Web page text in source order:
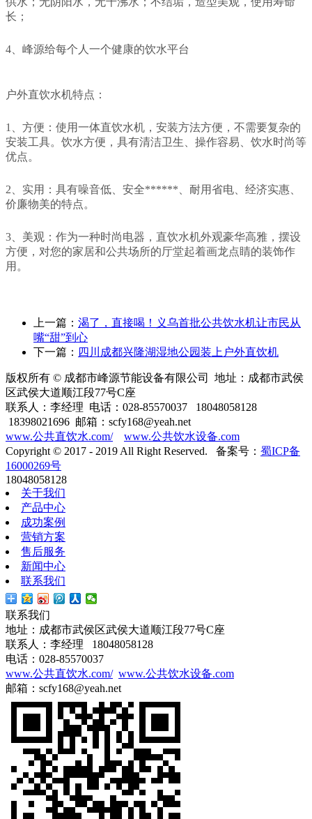
长；
4、峰源给每个人一个健康的饮水平台
户外直饮水机特点：
1、方便：使用一体直饮水机，安装方法方便，不需要复杂的
安装工具。饮水方便，具有清洁卫生、操作容易、饮水时尚等
优点。
2、实用：具有噪音低、安全******、耐用省电、经济实惠、
价廉物美的特点。
3、美观：作为一种时尚电器，直饮水机外观豪华高雅，摆设
方便，对您的家居和公共场所的厅堂起着画龙点睛的装饰作
用。
上一篇： 渴了，直接喝！义乌首批公共饮水机让市民从
嘴“甜”到心
下一篇： 四川成都兴隆湖湿地公园装上户外直饮机
版权所有 © 成都市峰源节能设备有限公司 地址：成都市武侯
区武侯大道顺江段77号C座
联系人：李经理 电话：028-85570037 18048058128
18398021696 邮箱：scfy168@yeah.net
www.公共直饮水.com/
www.公共饮水设备.com
Copyright © 2017 - 2019 All Right Reserved. 备案号： 蜀ICP备
16000269号
18048058128
关于我们
产品中心
成功案例
营销方案
售后服务
新闻中心
联系我们
联系我们
地址：成都市武侯区武侯大道顺江段77号C座
联系人：李经理 18048058128
电话：028-85570037
www.公共直饮水.com/ www.公共饮水设备.com
邮箱：scfy168@yeah.net